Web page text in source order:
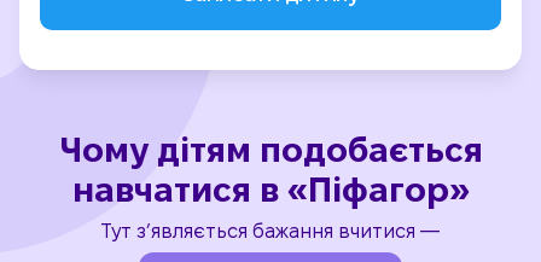
Чому дітям подобається
навчатися в «Піфагор»
Тут з’являється бажання вчитися —